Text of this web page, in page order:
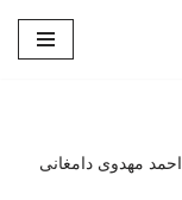
مهدوی دامغانی